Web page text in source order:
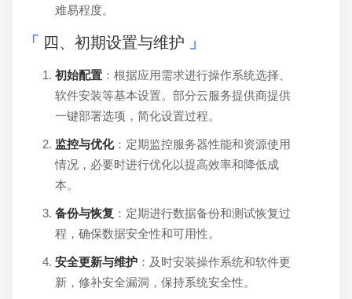
难易程度。
四、初期设置与维护
初始配置 ：根据应用需求进行操作系统选择、
软件安装等基本设置。部分云服务提供商提供
一键部署选项，简化设置过程。
监控与优化：定期监控服务器性能和资源使用
情况，必要时进行优化以提高效率和降低成
本。
备份与恢复 ：定期进行数据备份和测试恢复过
程，确保数据安全性和可用性。
安全更新与维护 ：及时安装操作系统和软件更
新，修补安全漏洞，保持系统安全性。